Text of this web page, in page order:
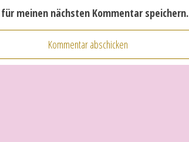
meinen nächsten Kommentar speichern.